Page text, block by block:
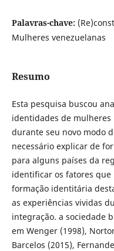
Palavras-chave:
Mulheres venezuelanas
Resumo
Esta pesquisa buscou
identidades de mulheres
durante seu novo modo
necessário explicar de
para alguns países da
identificar os fatores
formação identitária
as experiências vividas
integração. a sociedade
em Wenger (1998),
Barcelos (2015),